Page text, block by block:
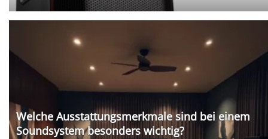
Welche Ausstattungsmerkmale sind bei einem
Soundsystem besonders wichtig?